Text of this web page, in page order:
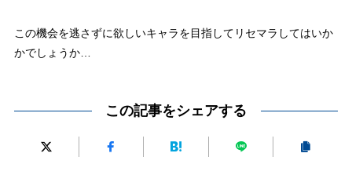
この機会を逃さずに欲しいキャラを目指してリセマラしてはいか
かでしょうか…
この記事をシェアする